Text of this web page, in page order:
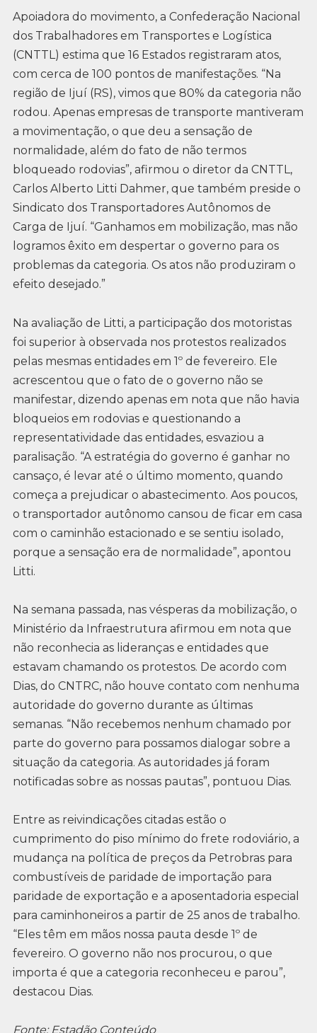
Apoiadora do movimento, a Confederação Nacional
dos Trabalhadores em Transportes e Logística
(CNTTL) estima que 16 Estados registraram atos,
com cerca de 100 pontos de manifestações. “Na
região de Ijuí (RS), vimos que 80% da categoria não
rodou. Apenas empresas de transporte mantiveram
a movimentação, o que deu a sensação de
normalidade, além do fato de não termos
bloqueado rodovias”, afirmou o diretor da CNTTL,
Carlos Alberto Litti Dahmer, que também preside o
Sindicato dos Transportadores Autônomos de
Carga de Ijuí. “Ganhamos em mobilização, mas não
logramos êxito em despertar o governo para os
problemas da categoria. Os atos não produziram o
efeito desejado.”
Na avaliação de Litti, a participação dos motoristas
foi superior à observada nos protestos realizados
pelas mesmas entidades em 1º de fevereiro. Ele
acrescentou que o fato de o governo não se
manifestar, dizendo apenas em nota que não havia
bloqueios em rodovias e questionando a
representatividade das entidades, esvaziou a
paralisação. “A estratégia do governo é ganhar no
cansaço, é levar até o último momento, quando
começa a prejudicar o abastecimento. Aos poucos,
o transportador autônomo cansou de ficar em casa
com o caminhão estacionado e se sentiu isolado,
porque a sensação era de normalidade”, apontou
Litti.
Na semana passada, nas vésperas da mobilização, o
Ministério da Infraestrutura afirmou em nota que
não reconhecia as lideranças e entidades que
estavam chamando os protestos. De acordo com
Dias, do CNTRC, não houve contato com nenhuma
autoridade do governo durante as últimas
semanas. “Não recebemos nenhum chamado por
parte do governo para possamos dialogar sobre a
situação da categoria. As autoridades já foram
notificadas sobre as nossas pautas”, pontuou Dias.
Entre as reivindicações citadas estão o
cumprimento do piso mínimo do frete rodoviário, a
mudança na política de preços da Petrobras para
combustíveis de paridade de importação para
paridade de exportação e a aposentadoria especial
para caminhoneiros a partir de 25 anos de trabalho.
“Eles têm em mãos nossa pauta desde 1º de
fevereiro. O governo não nos procurou, o que
importa é que a categoria reconheceu e parou”,
destacou Dias.
Fonte: Estadão Conteúdo